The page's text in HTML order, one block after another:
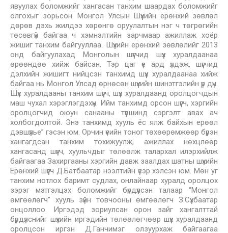
явуулах боломжийг хангасан танхим шаардах боломжийг
олгохыг зорьсон. Монгол Улсын Шүүхийн ерөнхий зөвлөл
дөрөв дэхь жилдээ хөрөнгө оруулалтын нэг ч төгрөгийн
төсөвгүй байгаа ч хэмнэлтийн зарчмаар ажиллаж хоёр
жишиг танхим байгууллаа. Шүүхийн ерөнхий зөвлөлийг 2013
онд байгуулахад Монголын шүүгчид шүүх хуралдаанаа
өрөөндөө хийж байсан. Тэр цаг үе ард үлдэж, шүүгчид
дэлхийн жишигт нийцсэн танхимд шүүх хуралдаанаа хийж
байгаа нь Монгол Улсад өрнөсөн шүүхийн шинэтгэлийн үр дүн.
Шүүх хуралдааны танхим шүүгч, шүүх хуралдаанд оролцогчдын
маш чухал хэрэглэгдэхүүн. Ийм танхимд орсон шүүгч, хэргийн
оролцогчид оюун санааны түвшинд сэргэлт авах ач
холбогдолтой. Энэ танхимд хууль ёс ялж байхын ерөөл
дэвшүүлье” гэсэн юм. Орчин үеийн тоног төхөөрөмжөөр бүрэн
хангагдсан танхим тохижуулж, ажиллах нөхцлөөр
хангасанд шүүгч, хуульчдыг төлөөлж талархал илэрхийлж
байгаагаа Захиргааны хэргийн давж заалдах шатны шүүхийн
Ерөнхий шүүгч Д.Батбаатар нээлтийн үеэр хэлсэн юм. Мөн уг
танхим нотлох баримт судлах, онлайнаар хуралд оролцох
зэрэг мэтгэлцэх боломжийг бүрдүүлсэн талаар “Монгол
өмгөөлөгч” хууль зүйн товчооны өмгөөлөгч З.Сүхбаатар
онцоллоо. Иргэдэд зориулсан орон зайг хангалттай
бүрдүүлснийг шүүхийн иргэдийн төлөөлөгчөөр шүүх хуралдаанд
оролцсон иргэн Д.Ганчимэг олзуурхаж байгаагаа